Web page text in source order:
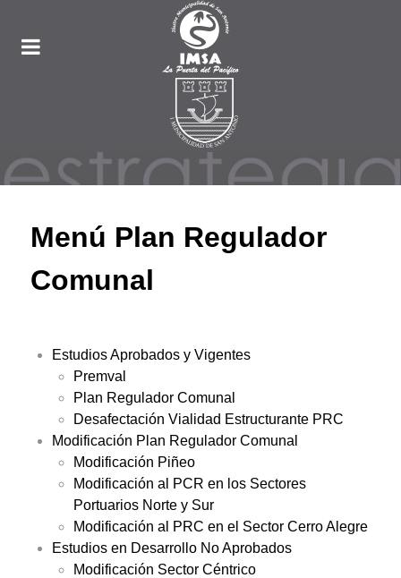
Menú Plan Regulador
Comunal
Estudios Aprobados y Vigentes
Premval
Plan Regulador Comunal
Desafectación Vialidad Estructurante PRC
Modificación Plan Regulador Comunal
Modificación Piñeo
Modificación al PCR en los Sectores
Portuarios Norte y Sur
Modificación al PRC en el Sector Cerro Alegre
Estudios en Desarrollo No Aprobados
Modificación Sector Céntrico